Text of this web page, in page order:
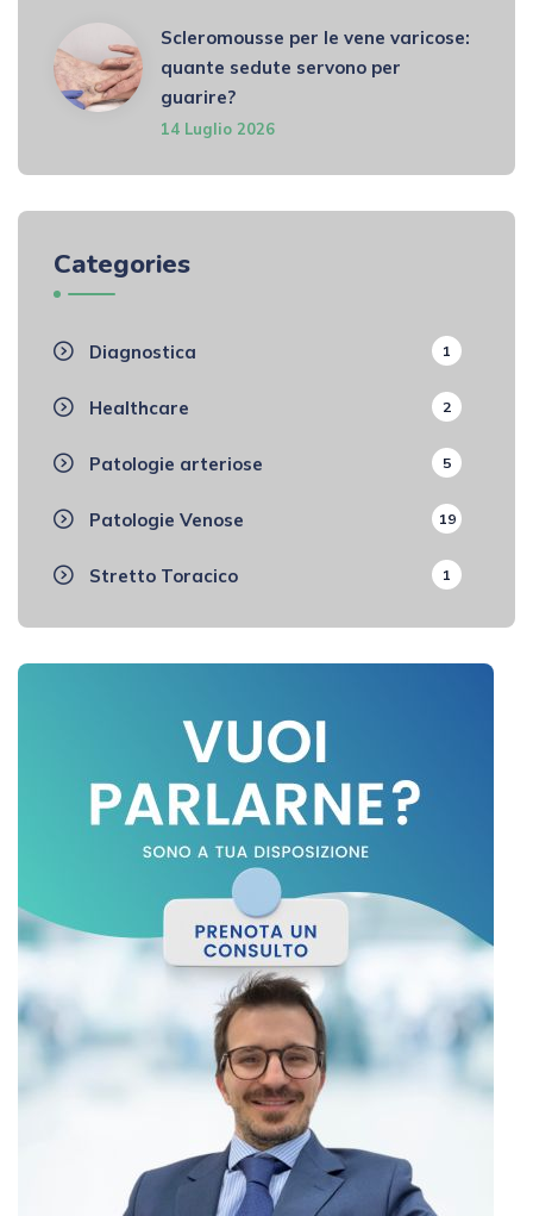
Scleromousse per le vene varicose:
quante sedute servono per
guarire?
14 Luglio 2026
Categories
Diagnostica 1
Healthcare 2
Patologie arteriose 5
Patologie Venose 19
Stretto Toracico 1